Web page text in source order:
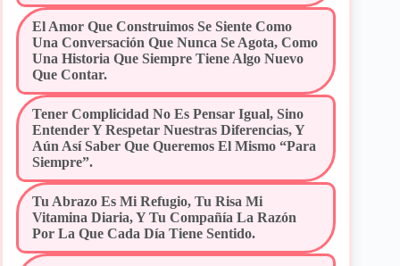
El Amor Que Construimos Se Siente Como
Una Conversación Que Nunca Se Agota, Como
Una Historia Que Siempre Tiene Algo Nuevo
Que Contar.
Tener Complicidad No Es Pensar Igual, Sino
Entender Y Respetar Nuestras Diferencias, Y
Aún Así Saber Que Queremos El Mismo “para
Siempre”.
Tu Abrazo Es Mi Refugio, Tu Risa Mi
Vitamina Diaria, Y Tu Compañía La Razón
Por La Que Cada Día Tiene Sentido.